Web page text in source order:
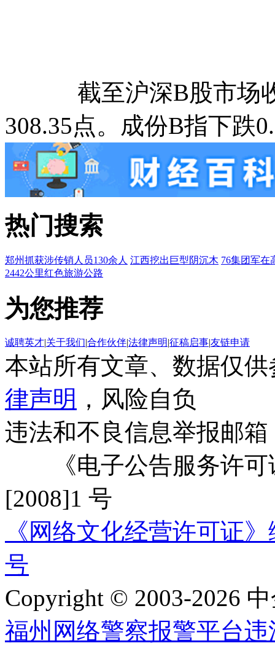
截至沪深B股市场收
308.35点。成份B指下跌
热门搜索
郑州抓获涉传销人员130余人 江西挖出巨型阴沉木 76集团军在
2442公里红色旅游公路
为您推荐
诚聘英才|关于我们|合作伙伴|法律声明|征稿启事|友链申请
本站所有文章、数据仅
律声明 ，风险自负
违法和不良信息举报邮箱
《电子公告服务许可
[2008]1 号
《网络文化经营许可证
号
Copyright © 2003-2026
福州网络警察报警平台违